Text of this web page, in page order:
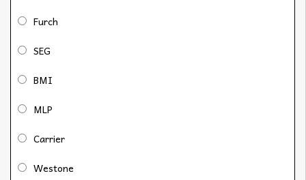
Furch
SEG
BMI
MLP
Carrier
Westone